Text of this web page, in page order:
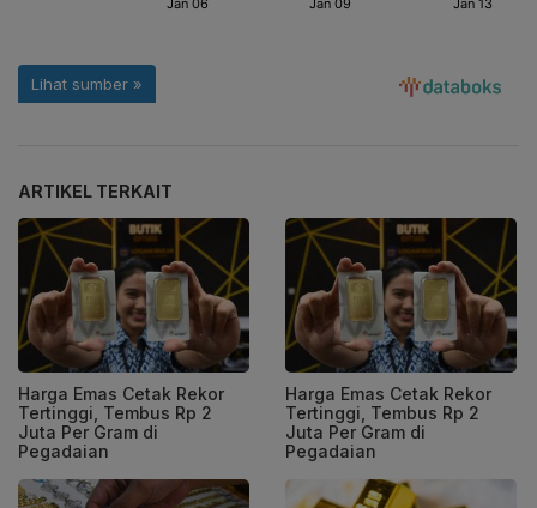
ARTIKEL TERKAIT
Harga Emas Cetak Rekor
Tertinggi, Tembus Rp 2
Juta Per Gram di
Pegadaian
Harga Emas Cetak Rekor
Tertinggi, Tembus Rp 2
Juta Per Gram di
Pegadaian